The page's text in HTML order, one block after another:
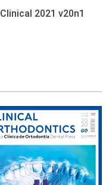
Clinical 2021 v20n1